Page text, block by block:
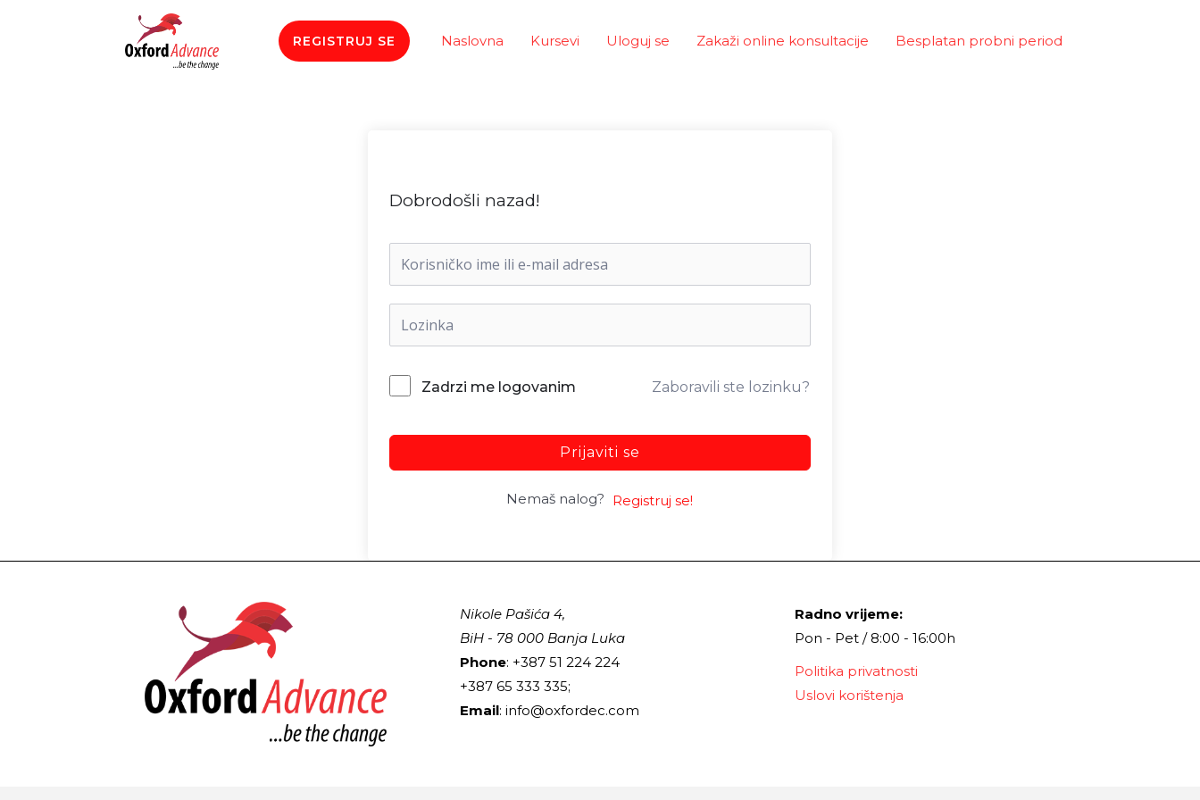
REGISTRUJ SE Naslovna Kursevi Uloguj se Zakaži online konsultacije Besplatan probni period
Dobrodošli nazad!
Zadrzi me logovanim Zaboravili ste lozinku?
Prijaviti se
Nemaš nalog? Registruj se!
Nikole Pašića 4,
BiH - 78 000 Banja Luka
Phone: +387 51 224 224
+387 65 333 335;
Email: info@oxfordec.com
Radno vrijeme:
Pon - Pet / 8:00 - 16:00h
Politika privatnosti
Uslovi korištenja